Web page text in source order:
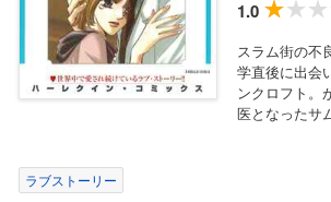
1.0
スラム街の不
学直後に出会
ンクロフト。
医となったサ
ラブストーリー